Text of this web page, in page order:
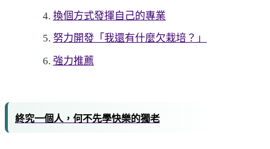
換個方式發揮自己的專業
努力開發「我還有什麼欠栽培？」
強力推薦
終究一個人，何不先學快樂的獨老